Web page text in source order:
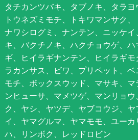
タチカンツバキ、タブノキ、タラヨ
トウネズミモチ、トキワマンサク、
ナワシログミ、ナンテン、ニッケ
キ、バクチノキ、ハクチョウゲ、
ギ、ヒイラギナンテン、ヒイラギ
ラカンサス、ビワ、プリペット、
モチ、ボックスウッド、マサキ、
ンヒューサ、マメツゲ、マンリョ
ク、ヤシ、ヤツデ、ヤブコウジ、
イ、ヤマグルマ、ヤマモモ、ユー
ハ、リンボク、レッドロビン